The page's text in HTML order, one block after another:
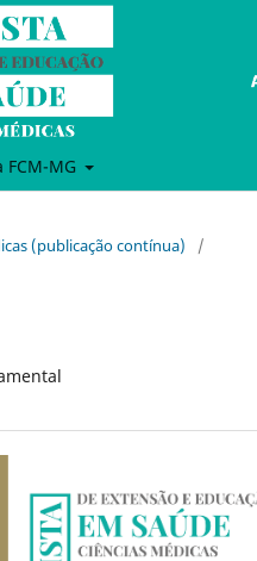
MG
(publicação contínua)
/